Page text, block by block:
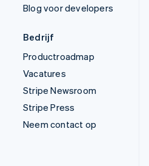
Blog voor developers
Bedrijf
Productroadmap
Vacatures
Stripe Newsroom
Stripe Press
Neem contact op